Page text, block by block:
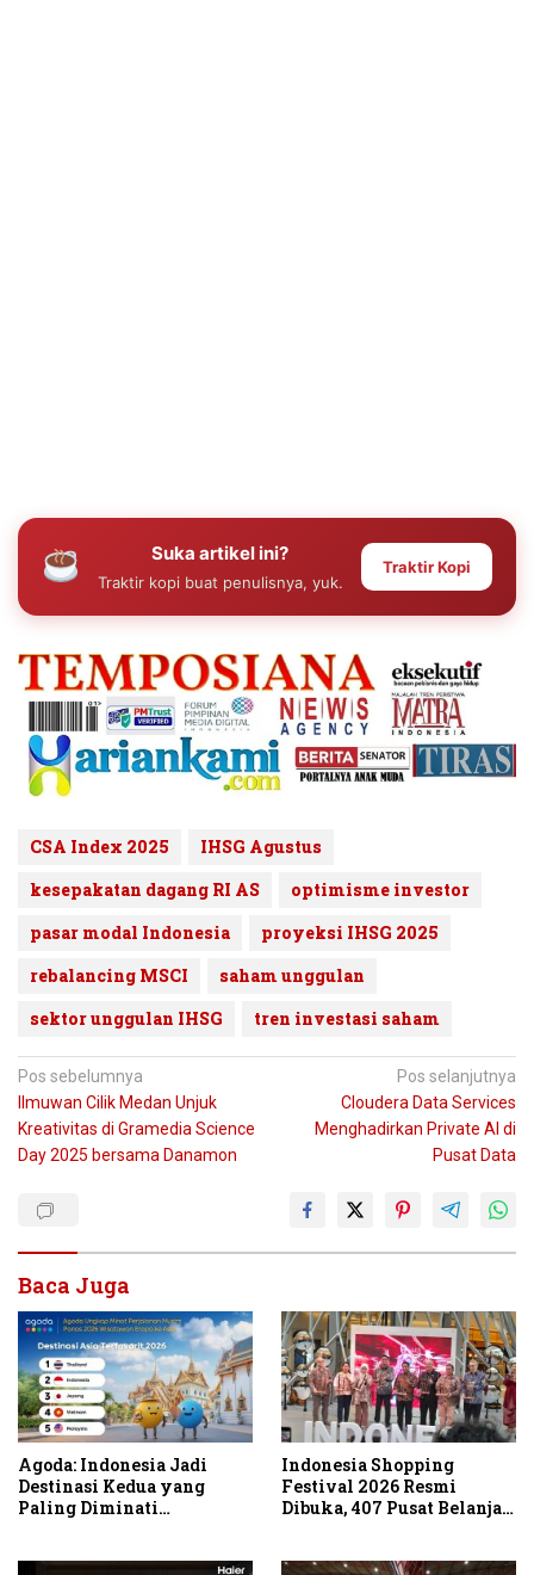
Suka artikel ini?
Traktir kopi buat penulisnya, yuk.
Traktir Kopi
CSA Index 2025
IHSG Agustus
kesepakatan dagang RI AS
optimisme investor
pasar modal Indonesia
proyeksi IHSG 2025
rebalancing MSCI
saham unggulan
sektor unggulan IHSG
tren investasi saham
Navigasi
pos
Pos sebelumnya
Ilmuwan Cilik Medan Unjuk
Kreativitas di Gramedia Science
Day 2025 bersama Danamon
Pos selanjutnya
Cloudera Data Services
Menghadirkan Private AI di
Pusat Data
Baca Juga
Agoda: Indonesia Jadi
Destinasi Kedua yang
Paling Diminati
Indonesia Shopping
Festival 2026 Resmi
Dibuka, 407 Pusat Belanja